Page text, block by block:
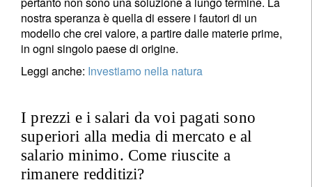
nostra speranza è quella di essere i fautori di un
modello che crei valore, a partire dalle materie prime,
in ogni singolo paese di origine.
Leggi anche: Investiamo nella natura
I prezzi e i salari da voi pagati sono
superiori alla media di mercato e al
salario minimo. Come riuscite a
rimanere redditizi?